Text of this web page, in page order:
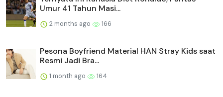
Umur 41 Tahun Masi...
2 months ago 166
Pesona Boyfriend Material HAN Stray Kids saat
Resmi Jadi Bra...
1 month ago 164